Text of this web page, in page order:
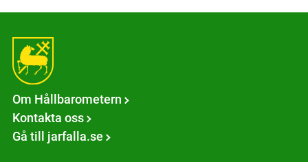
Om Hållbarometern
Kontakta oss
Gå till jarfalla.se